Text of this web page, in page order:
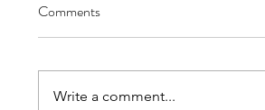
Comments
Write a comment...